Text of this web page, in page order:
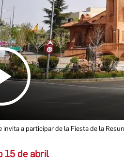
invita a participar de la Fiesta de la
15 de abril